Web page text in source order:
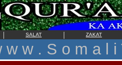
| SALAT | ZAKAT
w w . S o m a l